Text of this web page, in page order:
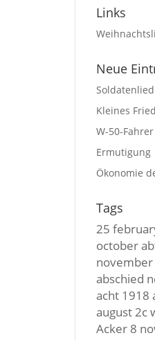
Links
Neue
Soldatenlied
Kleines
W-50-
Ermutigung
Ökonomie
Tags
25
october
november
abschied
acht 1918
august2c
Acker 8